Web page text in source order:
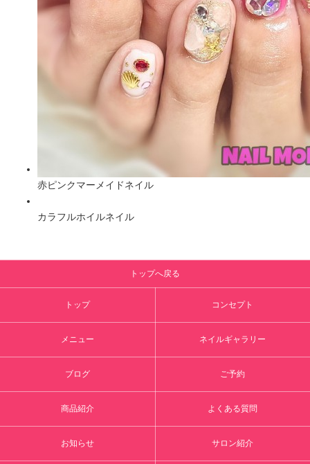
赤ピンクマーメイドネイル
カラフルホイルネイル
トップへ戻る
トップ コンセプト
メニュー ネイルギャラリー
ブログ ご予約
商品紹介 よくある質問
お知らせ サロン紹介